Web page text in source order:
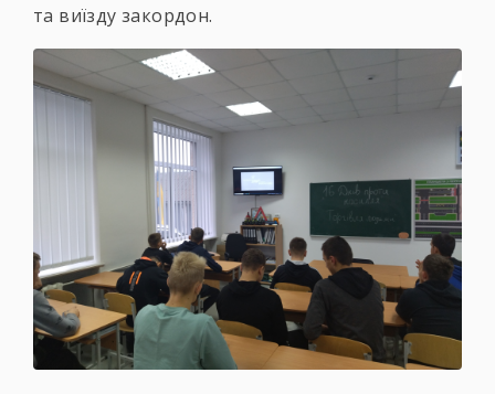
та виїзду закордон.